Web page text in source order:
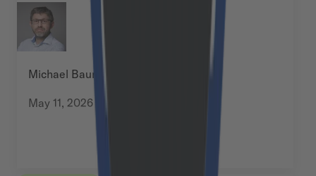
Michael Baumann
May 11, 2026